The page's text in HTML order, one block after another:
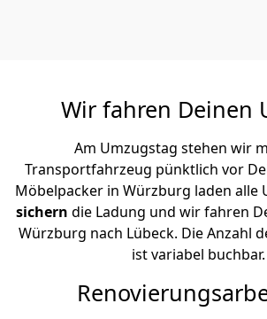
Wir fahren Deinen
Am Umzugstag stehen wir
Transportfahrzeug pünktlich vor
Möbelpacker in Würzburg laden alle
sichern die Ladung und wir fahren
Würzburg nach Lübeck. Die Anzahl
ist variabel buchbar.